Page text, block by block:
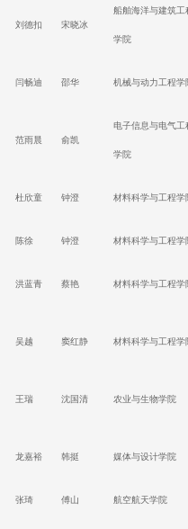
刘德扣 宋晓冰
船舶海洋与建筑工
学院
闫畅迪 邵华 机械与动力工程学
范雨晨 俞凯
电子信息与电气工
学院
杜欣童 钟澄 材料科学与工程学
陈徐 钟澄 材料科学与工程学
洪蓝青 蔡艳 材料科学与工程学
吴越 窦红静 材料科学与工程学
王瑞 沈国清 农业与生物学院
龙嘉裕 韩挺 媒体与设计学院
张琦 傅山 航空航天学院